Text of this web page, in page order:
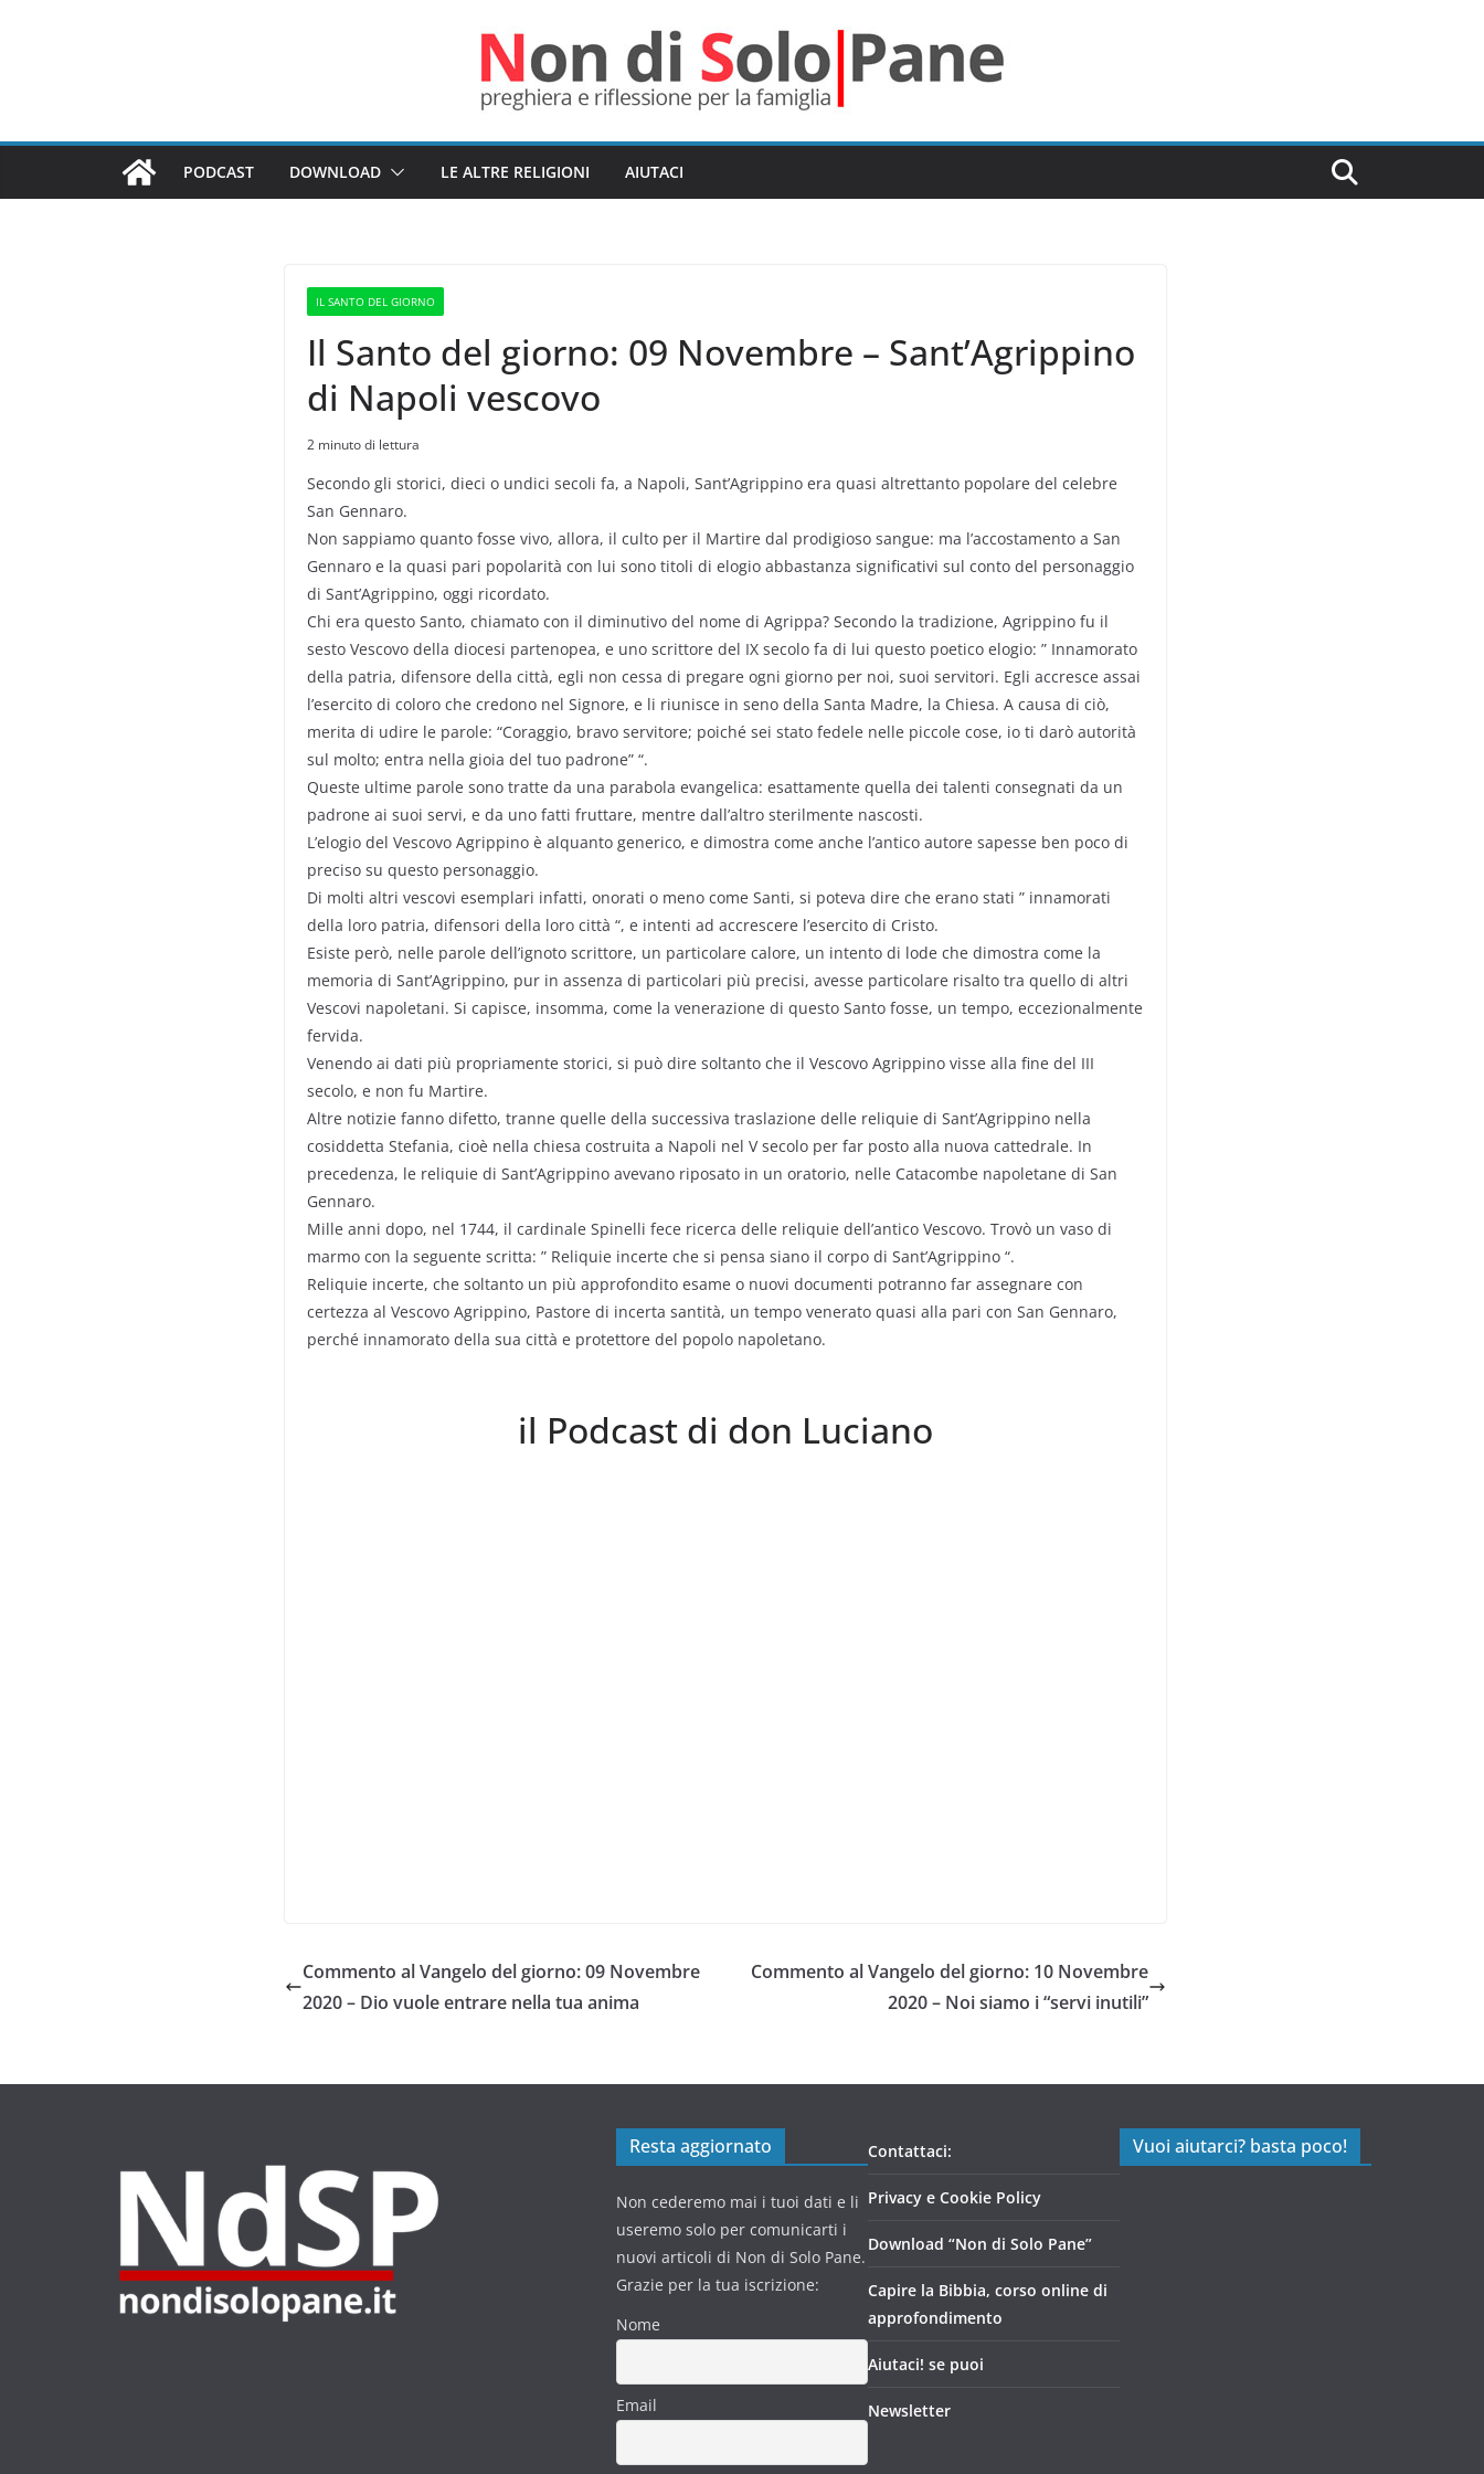
PODCAST DOWNLOAD LE ALTRE RELIGIONI AIUTACI
IL SANTO DEL GIORNO
Il Santo del giorno: 09 Novembre – Sant’Agrippino
di Napoli vescovo
2 minuto di lettura
Secondo gli storici, dieci o undici secoli fa, a Napoli, Sant’Agrippino era quasi altrettanto popolare del celebre
San Gennaro.
Non sappiamo quanto fosse vivo, allora, il culto per il Martire dal prodigioso sangue: ma l’accostamento a San
Gennaro e la quasi pari popolarità con lui sono titoli di elogio abbastanza significativi sul conto del personaggio
di Sant’Agrippino, oggi ricordato.
Chi era questo Santo, chiamato con il diminutivo del nome di Agrippa? Secondo la tradizione, Agrippino fu il
sesto Vescovo della diocesi partenopea, e uno scrittore del IX secolo fa di lui questo poetico elogio: ” Innamorato
della patria, difensore della città, egli non cessa di pregare ogni giorno per noi, suoi servitori. Egli accresce assai
l’esercito di coloro che credono nel Signore, e li riunisce in seno della Santa Madre, la Chiesa. A causa di ciò,
merita di udire le parole: “Coraggio, bravo servitore; poiché sei stato fedele nelle piccole cose, io ti darò autorità
sul molto; entra nella gioia del tuo padrone” “.
Queste ultime parole sono tratte da una parabola evangelica: esattamente quella dei talenti consegnati da un
padrone ai suoi servi, e da uno fatti fruttare, mentre dall’altro sterilmente nascosti.
L’elogio del Vescovo Agrippino è alquanto generico, e dimostra come anche l’antico autore sapesse ben poco di
preciso su questo personaggio.
Di molti altri vescovi esemplari infatti, onorati o meno come Santi, si poteva dire che erano stati ” innamorati
della loro patria, difensori della loro città “, e intenti ad accrescere l’esercito di Cristo.
Esiste però, nelle parole dell’ignoto scrittore, un particolare calore, un intento di lode che dimostra come la
memoria di Sant’Agrippino, pur in assenza di particolari più precisi, avesse particolare risalto tra quello di altri
Vescovi napoletani. Si capisce, insomma, come la venerazione di questo Santo fosse, un tempo, eccezionalmente
fervida.
Venendo ai dati più propriamente storici, si può dire soltanto che il Vescovo Agrippino visse alla fine del III
secolo, e non fu Martire.
Altre notizie fanno difetto, tranne quelle della successiva traslazione delle reliquie di Sant’Agrippino nella
cosiddetta Stefania, cioè nella chiesa costruita a Napoli nel V secolo per far posto alla nuova cattedrale. In
precedenza, le reliquie di Sant’Agrippino avevano riposato in un oratorio, nelle Catacombe napoletane di San
Gennaro.
Mille anni dopo, nel 1744, il cardinale Spinelli fece ricerca delle reliquie dell’antico Vescovo. Trovò un vaso di
marmo con la seguente scritta: ” Reliquie incerte che si pensa siano il corpo di Sant’Agrippino “.
Reliquie incerte, che soltanto un più approfondito esame o nuovi documenti potranno far assegnare con
certezza al Vescovo Agrippino, Pastore di incerta santità, un tempo venerato quasi alla pari con San Gennaro,
perché innamorato della sua città e protettore del popolo napoletano.
il Podcast di don Luciano
Commento al Vangelo del giorno: 09 Novembre
2020 – Dio vuole entrare nella tua anima
Commento al Vangelo del giorno: 10 Novembre
2020 – Noi siamo i “servi inutili”
Resta aggiornato
Non cederemo mai i tuoi dati e li
useremo solo per comunicarti i
nuovi articoli di Non di Solo Pane.
Grazie per la tua iscrizione:
Nome
Email
Contattaci:
Privacy e Cookie Policy
Download “Non di Solo Pane”
Capire la Bibbia, corso online di
approfondimento
Aiutaci! se puoi
Newsletter
Vuoi aiutarci? basta poco!